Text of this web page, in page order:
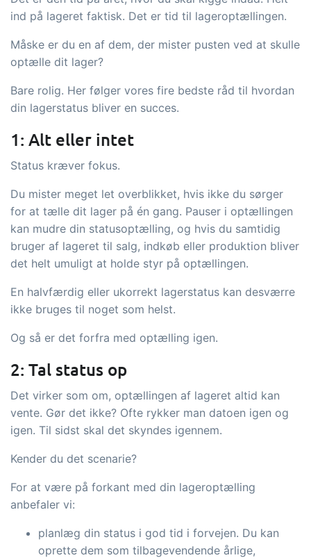
bæredygtig og certificeret
fødevarevirksomhed
Tilføjelse
B2B Commerce
B2B Commerce kan fungere som
sælgerportal, leverandørportal eller
Få modtagekontrol, temperaturtjek og
kritiske kontrolpunkter integreret i din
ordrestyring - helt digitalt
Power Pack
Lav din egen opsætning af dokumenter
og labels, sidevisninger, dataudtræk,
rapporter og indlejrede dashboards!
Connect
Masser af muligheder for automatik og
tilpassede flows via udveksling af filer
og data med andre systemer og
enheder
ind på lageret faktisk. Det er tid til lageroptællingen.
Måske er du en af dem, der mister pusten ved at skulle
optælle dit lager?
Bare rolig. Her følger vores fire bedste råd til hvordan
din lagerstatus bliver en succes.
1: Alt eller intet
Status kræver fokus.
Du mister meget let overblikket, hvis ikke du sørger
for at tælle dit lager på én gang. Pauser i optællingen
kan mudre din statusoptælling, og hvis du samtidig
bruger af lageret til salg, indkøb eller produktion bliver
det helt umuligt at holde styr på optællingen.
En halvfærdig eller ukorrekt lagerstatus kan desværre
ikke bruges til noget som helst.
Og så er det forfra med optælling igen.
2: Tal status op
Det virker som om, optællingen af lageret altid kan
vente. Gør det ikke? Ofte rykker man datoen igen og
igen. Til sidst skal det skyndes igennem.
Kender du det scenarie?
For at være på forkant med din lageroptælling
anbefaler vi:
planlæg din status i god tid i forvejen. Du kan
oprette dem som tilbagevendende årlige,